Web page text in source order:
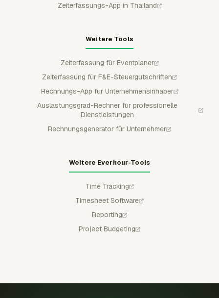
Zeiterfassungs-App in Thailand
Weitere Tools
Zeiterfassung für Eventplaner
Zeiterfassung für F&E-Steuergutschriften
Rechnungs-App für Unternehmensinhaber
Auslastungsgrad-Rechner für professionelle
Dienstleistungen
Rechnungsgenerator für Unternehmer
Weitere Everhour-Tools
Time Tracking
Timesheet Software
Reporting
Project Budgeting